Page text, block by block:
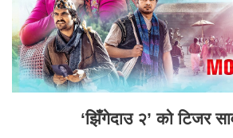
‘झिँगेदाउ २’ को टिजर